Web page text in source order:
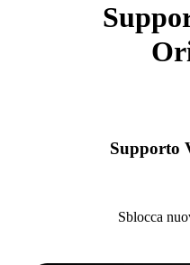
Supporto
Sblocca